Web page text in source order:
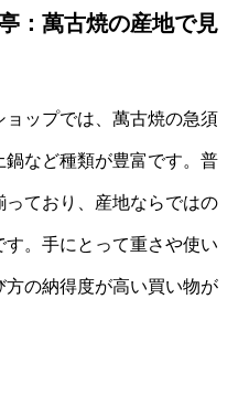
：萬古焼の産地で見
ップでは、萬古焼の急須
など種類が豊富です。普
ており、産地ならではの
。手にとって重さや使い
の納得度が高い買い物が